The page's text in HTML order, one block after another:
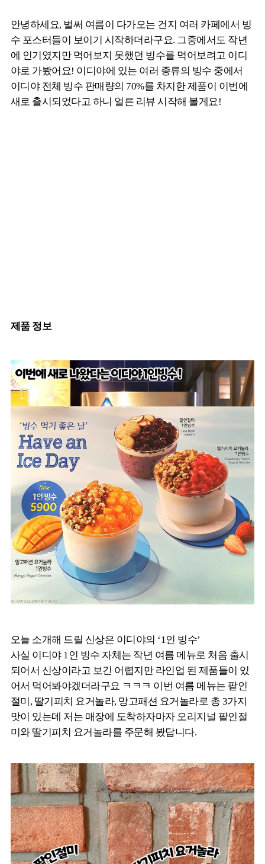
안녕하세요, 벌써 여름이 다가오는 건지 여러 카페에서 빙
수 포스터들이 보이기 시작하더라구요. 그중에서도 작년
에 인기였지만 먹어보지 못했던 빙수를 먹어보려고 이디
야로 가봤어요! 이디야에 있는 여러 종류의 빙수 중에서
이디야 전체 빙수 판매량의 70%를 차지한 제품이 이번에
새로 출시되었다고 하니 얼른 리뷰 시작해 볼게요!
제품 정보
오늘 소개해 드릴 신상은 이디야의 ‘1인 빙수’
사실 이디야 1인 빙수 자체는 작년 여름 메뉴로 처음 출시
되어서 신상이라고 보긴 어렵지만 라인업 된 제품들이 있
어서 먹어봐야겠더라구요 ㅋㅋㅋ 이번 여름 메뉴는 팥인
절미, 딸기피치 요거놀라, 망고패션 요거놀라로 총 3가지
맛이 있는데 저는 매장에 도착하자마자 오리지널 팥인절
미와 딸기피치 요거놀라를 주문해 봤답니다.